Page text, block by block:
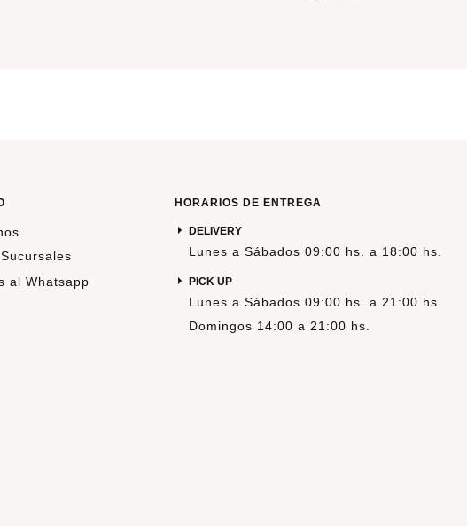
al Whatsapp
HORARIOS DE ENTREGA
DELIVERY
Lunes a Sábados 09:00 hs. a 18:00 hs.
PICK UP
Lunes a Sábados 09:00 hs. a 21:00 hs.
Domingos 14:00 a 21:00 hs.